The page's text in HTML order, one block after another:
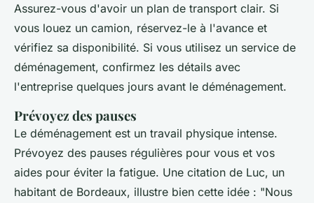
Assurez-vous d'avoir un plan de transport clair. Si
vous louez un camion, réservez-le à l'avance et
vérifiez sa disponibilité. Si vous utilisez un service de
déménagement, confirmez les détails avec
l'entreprise quelques jours avant le déménagement.
Prévoyez des pauses
Le déménagement est un travail physique intense.
Prévoyez des pauses régulières pour vous et vos
aides pour éviter la fatigue. Une citation de Luc, un
habitant de Bordeaux, illustre bien cette idée : "Nous